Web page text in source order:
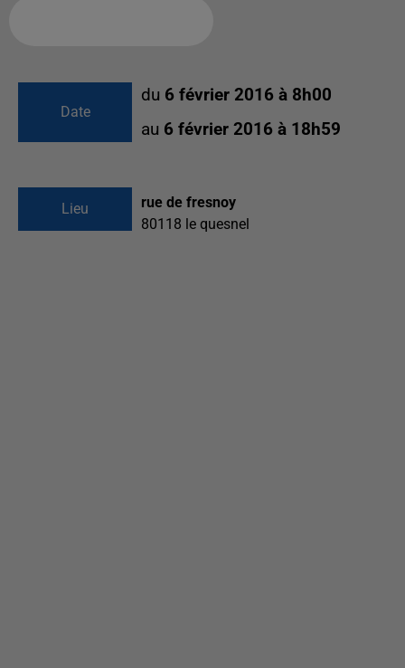
Date
du 6 février 2016 à 8h00
au 6 février 2016 à 18h59
Lieu
rue de fresnoy
80118 le quesnel